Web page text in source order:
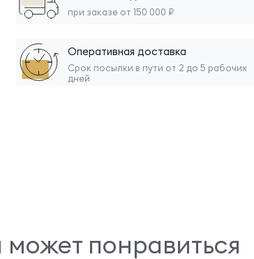
при заказе от 150 000 ₽
Оперативная доставка
Срок посылки в пути от 2 до 5 рабочих
дней
понравиться